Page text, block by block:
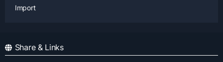
Import
Share & Links